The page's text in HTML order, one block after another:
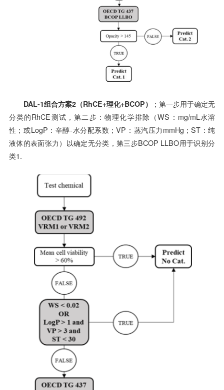
DAL-1组合方案2（RhCE+理化+BCOP）
；第一步用于确定无
分类的RhCE测试，第二步：物理化学排除（WS：mg/mL水溶
性；或LogP：辛醇-水分配系数；VP：蒸汽压力mmHg；ST：纯
液体的表面张力）以确定无分类，第三步BCOP LLBO用于识别分
类1.